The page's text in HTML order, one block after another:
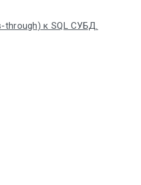
through) к SQL СУБД.